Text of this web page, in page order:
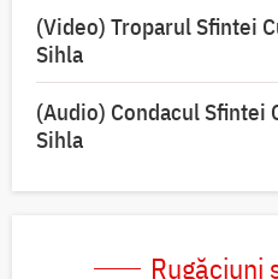
(Video) Troparul Sfintei
Sihla
(Audio) Condacul Sfintei
Sihla
Rugăciuni